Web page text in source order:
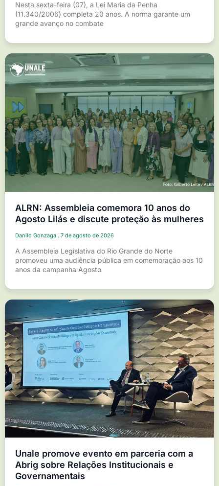
Nesta sexta-feira (07), a Lei Maria da Penha
(11.340/2006) completa 20 anos. A norma garante um
grande avanço no combate
ALRN: Assembleia comemora 10 anos do
Agosto Lilás e discute proteção às mulheres
Danilo Gonzaga 7 de agosto de 2026
A Assembleia Legislativa do Rio Grande do Norte
promoveu uma audiência pública em comemoração aos 10
anos da campanha Agosto
Unale promove evento em parceria com a
Abrig sobre Relações Institucionais e
Governamentais